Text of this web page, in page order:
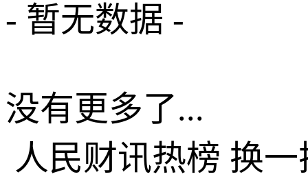
- 暂无数据 -
没有更多了...
人民财讯热榜 换一